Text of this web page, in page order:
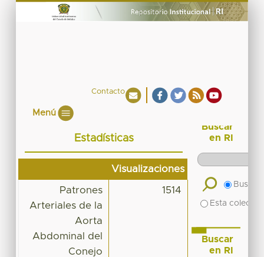
Contacto
Menú
Estadísticas
Visualizaciones
Patrones
Arteriales de la
Aorta
Abdominal del
Conejo
1514
Buscar
en RI
Buscar
Esta
Buscar
en RI